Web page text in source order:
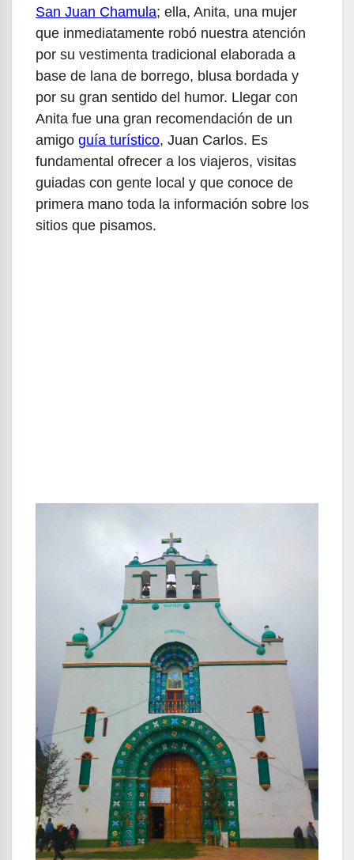
San Juan Chamula; ella, Anita, una mujer
que inmediatamente robó nuestra atención
por su vestimenta tradicional elaborada a
base de lana de borrego, blusa bordada y
por su gran sentido del humor. Llegar con
Anita fue una gran recomendación de un
amigo guía turístico, Juan Carlos. Es
fundamental ofrecer a los viajeros, visitas
guiadas con gente local y que conoce de
primera mano toda la información sobre los
sitios que pisamos.